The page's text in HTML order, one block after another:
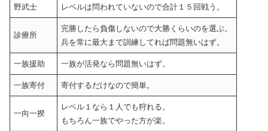
野武士 レベルは問われていないので合計１５回戦う。
診療所
完勝したら負傷しないので大勝くらいのを選ぶ。
兵を常に最大まで訓練してれば問題無いはず。
一族援助 一族が活発なら問題無いはず。
一族寄付 寄付するだけなので簡単。
一向一揆
レベル１なら１人でも狩れる。
もちろん一族でやった方が楽。